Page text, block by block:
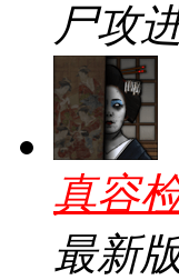
尸攻
真容
最新